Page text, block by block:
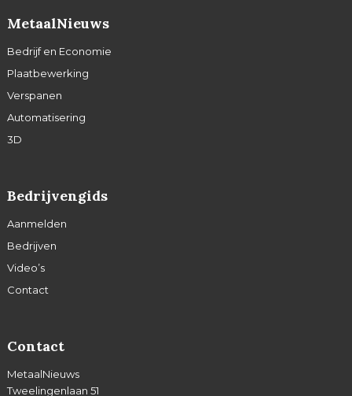
MetaalNieuws
Bedrijf en Economie
Plaatbewerking
Verspanen
Automatisering
3D
Bedrijvengids
Aanmelden
Bedrijven
Video’s
Contact
Contact
MetaalNieuws
Tweelingenlaan 51